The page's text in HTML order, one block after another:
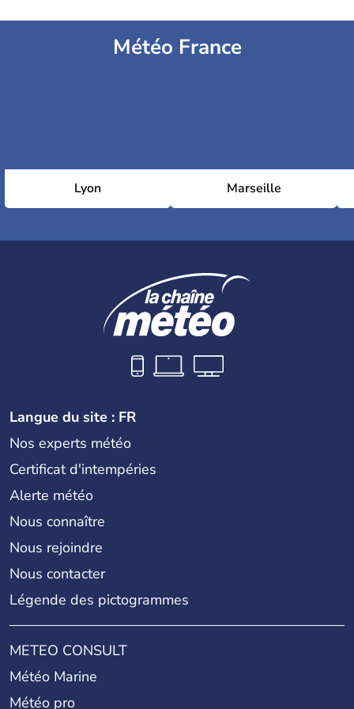
Météo France
Lyon Marseille
Langue du site : FR
Nos experts météo
Certificat d'intempéries
Alerte météo
Nous connaître
Nous rejoindre
Nous contacter
Légende des pictogrammes
METEO CONSULT
Météo Marine
Météo pro